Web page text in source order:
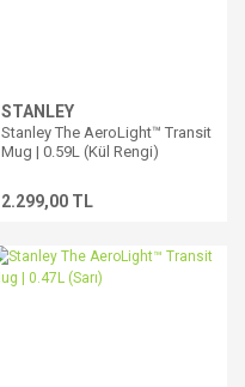
STANLEY
Stanley The AeroLight™ Transit
Mug | 0.59L (Kül Rengi)
2.299,00 TL